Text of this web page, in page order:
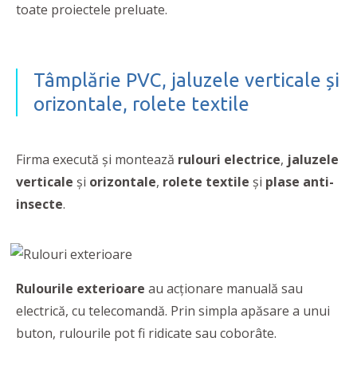
toate proiectele preluate.
Tâmplărie PVC, jaluzele verticale și
orizontale, rolete textile
Firma execută și montează rulouri electrice, jaluzele
verticale și orizontale, rolete textile şi plase anti-
insecte.
Rulourile exterioare au acționare manuală sau
electrică, cu telecomandă. Prin simpla apăsare a unui
buton, rulourile pot fi ridicate sau coborâte.